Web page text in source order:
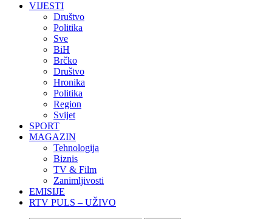
VIJESTI
Društvo
Politika
Sve
BiH
Brčko
Društvo
Hronika
Politika
Region
Svijet
SPORT
MAGAZIN
Tehnologija
Biznis
TV & Film
Zanimljivosti
EMISIJE
RTV PULS – UŽIVO